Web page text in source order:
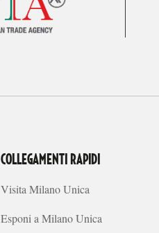
COLLEGAMENTI RAPIDI
Visita Milano Unica
Esponi a Milano Unica